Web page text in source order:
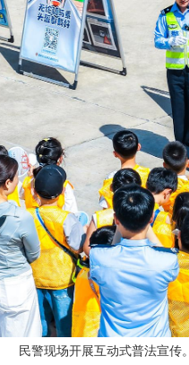
民警现场开展互动式普法宣传。